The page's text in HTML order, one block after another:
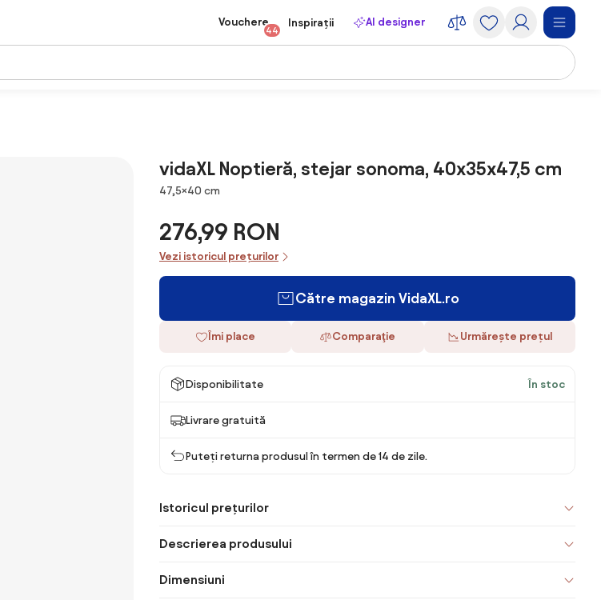
Vouchere
44
Inspirații AI designer
vidaXL Noptieră, stejar sonoma, 40x35x47,5 cm
Dimensiuni
47,5×40 cm
276,99 RON
Vezi istoricul prețurilor
Către magazin VidaXL.ro
Îmi place Comparaţie Urmărește prețul
Disponibilitate În stoc
Livrare gratuită
Puteți returna produsul în termen de 14 de zile.
Istoricul prețurilor
Descrierea produsului
Dimensiuni